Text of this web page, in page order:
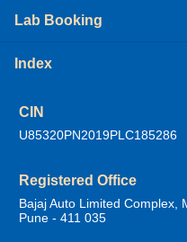
Lab Booking
Index
CIN
U85320PN2019PLC185286
Registered Office
Bajaj Auto Limited Complex,
Pune - 411 035